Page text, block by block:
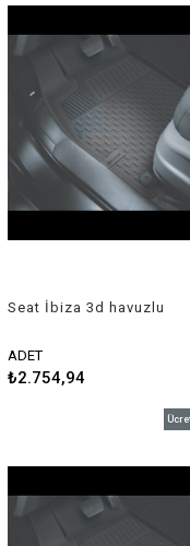
Seat İbiza 3d havuzlu
ADET
₺2.754,94